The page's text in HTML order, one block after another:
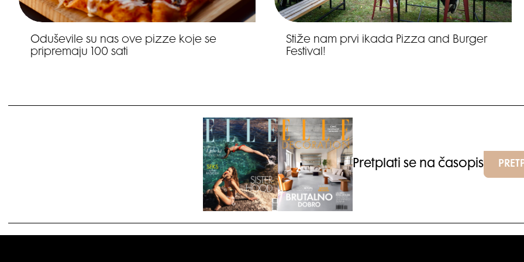
Oduševile su nas ove pizze koje se
pripremaju 100 sati
Stiže nam prvi ikada Pizza and Burger
Festival!
Pretplati se na časopis